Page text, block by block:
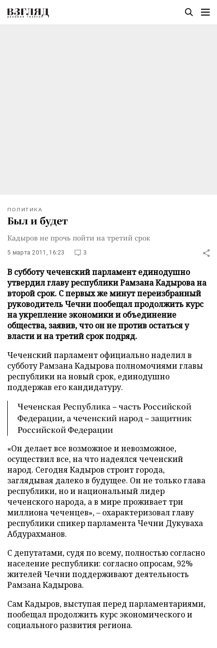
ПОЛИТИКА
Был и будет
Кадыров не прочь пойти на третий срок
5 марта 2011, 16:23 3
В субботу чеченский парламент единодушно
утвердил главу республики Рамзана Кадырова на
второй срок. С первых же минут переизбранный
руководитель Чечни пообещал продолжить курс
на укрепление экономики и объединение
общества, заявив, что он не против остаться у
власти и на третий срок подряд.
Чеченский парламент официально наделил в
субботу Рамзана Кадырова полномочиями главы
республики на новый срок, единодушно
поддержав его кандидатуру.
Чеченская Республика – часть Российской
Федерации, а чеченский народ – защитник
Российской Федерации
«Он делает все возможное и невозможное,
осуществил все, на что надеялся чеченский
народ. Сегодня Кадыров строит города,
заглядывая далеко в будущее. Он не только глава
республики, но и национальный лидер
чеченского народа, а в мире проживает три
миллиона чеченцев»,– охарактеризовал главу
республики спикер парламента Чечни Дукуваха
Абдурахманов.
С депутатами, судя по всему, полностью согласно
население республики: согласно опросам, 92%
жителей Чечни поддерживают деятельность
Рамзана Кадырова.
Сам Кадыров, выступая перед парламентариями,
пообещал продолжить курс экономического и
социального развития региона.